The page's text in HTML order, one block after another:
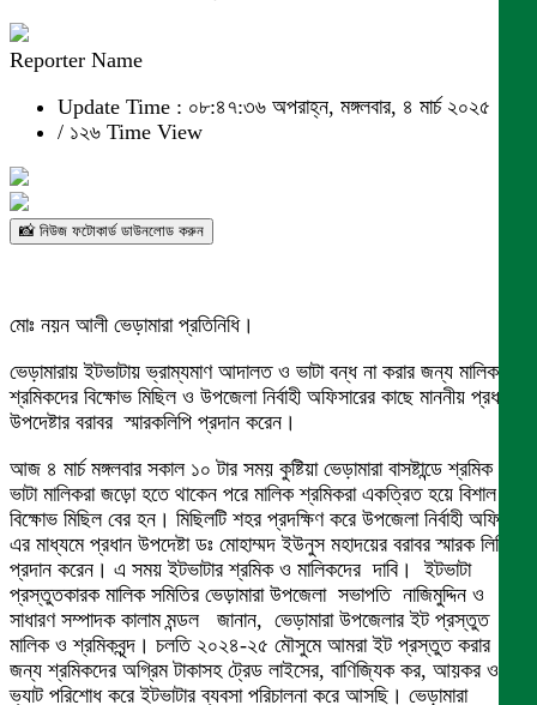
Reporter Name
Update Time : ০৮:৪৭:৩৬ অপরাহ্ন, মঙ্গলবার, ৪ মার্চ ২০২৫
/ ১২৬ Time View
📸 নিউজ ফটোকার্ড ডাউনলোড করুন
মোঃ নয়ন আলী ভেড়ামারা প্রতিনিধি।
ভেড়ামারায় ইটভাটায় ভ্রাম্যমাণ আদালত ও ভাটা বন্ধ না করার জন্য মালিক
শ্রমিকদের বিক্ষোভ মিছিল ও উপজেলা নির্বাহী অফিসারের কাছে মাননীয় প্রধান
উপদেষ্টার বরাবর স্মারকলিপি প্রদান করেন।
আজ ৪ মার্চ মঙ্গলবার সকাল ১০ টার সময় কুষ্টিয়া ভেড়ামারা বাসষ্টান্ডে শ্রমিক ও
ভাটা মালিকরা জড়ো হতে থাকেন পরে মালিক শ্রমিকরা একত্রিত হয়ে বিশাল এক
বিক্ষোভ মিছিল বের হন। মিছিলটি শহর প্রদক্ষিণ করে উপজেলা নির্বাহী অফিসার
এর মাধ্যমে প্রধান উপদেষ্টা ডঃ মোহাম্মদ ইউনুস মহাদয়ের বরাবর স্মারক লিপি
প্রদান করেন। এ সময় ইটভাটার শ্রমিক ও মালিকদের দাবি। ইটভাটা
প্রস্তুতকারক মালিক সমিতির ভেড়ামারা উপজেলা সভাপতি নাজিমুদ্দিন ও
সাধারণ সম্পাদক কালাম মন্ডল জানান, ভেড়ামারা উপজেলার ইট প্রস্তুত
মালিক ও শ্রমিকবৃন্দ। চলতি ২০২৪-২৫ মৌসুমে আমরা ইট প্রস্তুত করার
জন্য শ্রমিকদের অগ্রিম টাকাসহ ট্রেড লাইসের, বাণিজ্যিক কর, আয়কর ও
ভ্যাট পরিশোধ করে ইটভাটার ব্যবসা পরিচালনা করে আসছি। ভেড়ামারা